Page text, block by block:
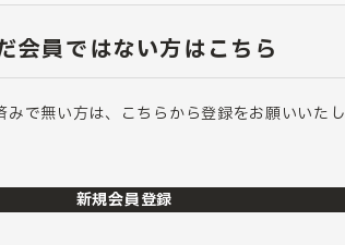
会員ではない方はこちら
みで無い方は、こちらから登録をお願いいたし
新規会員登録